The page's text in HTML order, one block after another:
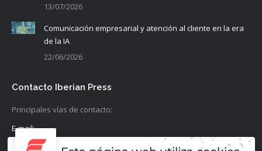
13/07/2026
Comunicación empresarial y atención al cliente en la era
de la IA
22/06/2026
Contacto Iberian Press
Principales vías de contacto:
E-mail:
info@iberianpress.es